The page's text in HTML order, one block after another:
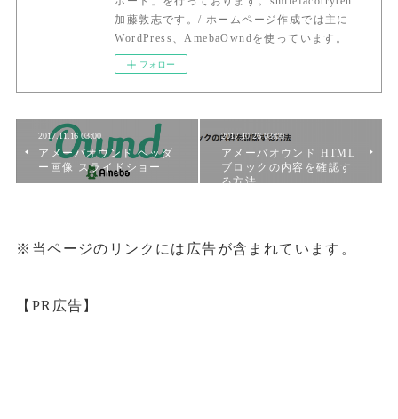
加藤敦志です。/ ホームページ作成では主に
WordPress、AmebaOwndを使っています。
フォロー
2017.11.16 03:00
アメーバオウンド ヘッダ
ー画像 スライドショー
2017.10.26 03:00
アメーバオウンド HTML
ブロックの内容を確認す
る方法
※当ページのリンクには広告が含まれています。
【PR広告】